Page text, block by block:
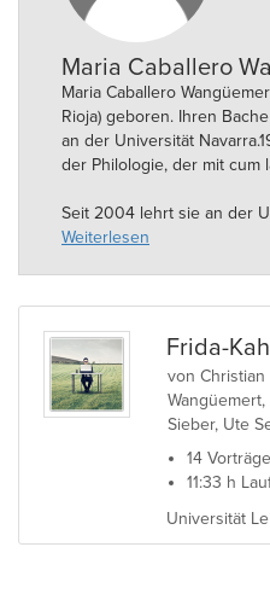
Maria Caballero
Maria Caballero
Rioja) geboren. Ihren
an der Universität
der Philologie, der mit cum
Seit 2004 lehrt sie an der
Fakultät für Phililogie in der
Weiterlesen
Frida-
von Christian
Sieber, Ute
14 Vorträge
11:33 h
Universität